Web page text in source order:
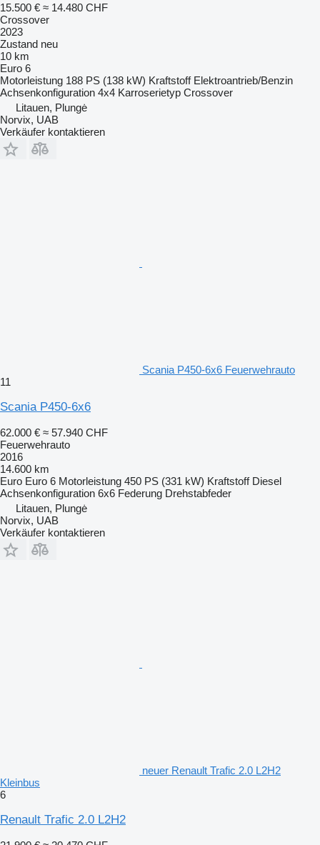
15.500 € ≈ 14.480 CHF
Crossover
2023
Zustand neu
10 km
Euro 6
Motorleistung 188 PS (138 kW) Kraftstoff Elektroantrieb/Benzin
Achsenkonfiguration 4x4 Karroserietyp Crossover
Litauen, Plungė
Norvix, UAB
Verkäufer kontaktieren
Scania P450-6x6 Feuerwehrauto
11
Scania P450-6x6
62.000 € ≈ 57.940 CHF
Feuerwehrauto
2016
14.600 km
Euro Euro 6 Motorleistung 450 PS (331 kW) Kraftstoff Diesel
Achsenkonfiguration 6x6 Federung Drehstabfeder
Litauen, Plungė
Norvix, UAB
Verkäufer kontaktieren
neuer Renault Trafic 2.0 L2H2
Kleinbus
6
Renault Trafic 2.0 L2H2